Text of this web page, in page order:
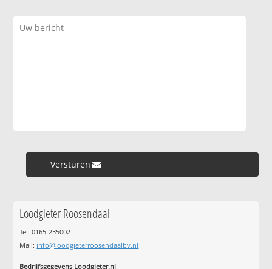
Versturen »
Loodgieter Roosendaal
Tel: 0165-235002
Mail: info@loodgieterroosendaalbv.nl
Bedrijfsgegevens Loodgieter.nl